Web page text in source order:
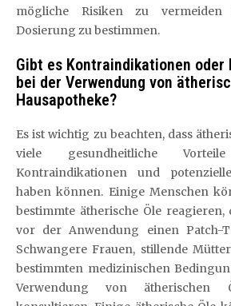
mögliche Risiken zu
Dosierung zu bestimmen.
Gibt es Kontraindikationen oder
bei der Verwendung von
Hausapotheke?
Es ist wichtig zu beachten, dass
viele gesundheitliche
Kontraindikationen und
haben können. Einige Menschen
bestimmte ätherische Öle reagieren,
vor der Anwendung einen Patch-
Schwangere Frauen, stillende
bestimmten medizinischen
Verwendung von